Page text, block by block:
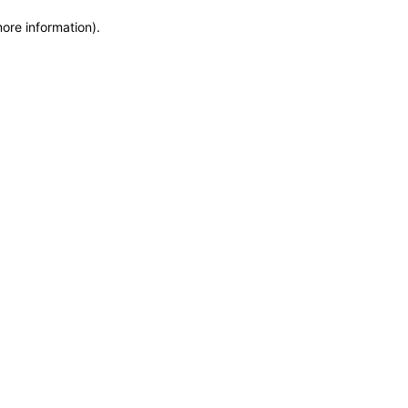
information).